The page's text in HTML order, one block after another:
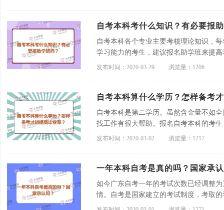
自考本科考什么知识？有必要报
自考本科各个专业主要考核理论知识，
学习能力的考生，建议报名助学班来提
络班灵活度高，适合每一位考生。
发布时间：2020-03-29 浏览量：1206
自考本科算什么学历？怎样备考
自考本科是第二学历。虽然含金量不如
找工作有很大帮助。报名自考本科的考
每门课程。想要提高毕业率，可以报名
发布时间：2020-03-02 浏览量：1217
一年本科自考是真的吗？国家承
如今广东自考一年的考试次数已经调整
情。自考是国家建立的考试制度，考取
生，可放心选择自考的途径。